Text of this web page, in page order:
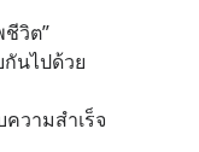
วิต”
นไปด้วย
วามสำเร็จ